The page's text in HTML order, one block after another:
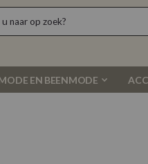
EN BEENMODE